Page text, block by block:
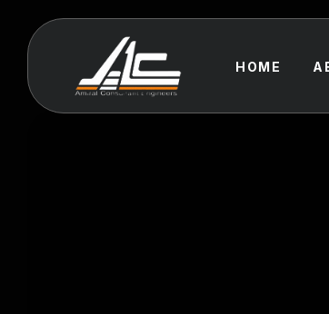
HOME